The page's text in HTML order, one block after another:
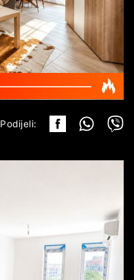
DETALJI
Podijeli: